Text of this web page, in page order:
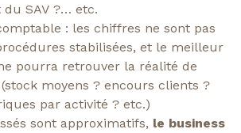
du SAV ?… etc.
: les chiffres ne sont pas
stabilisées, et le meilleur
pourra retrouver la réalité de
moyens ? encours clients ?
par activité ? etc.)
sont approximatifs, le business